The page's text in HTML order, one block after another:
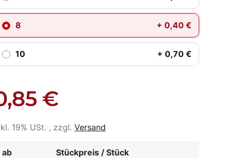
8 + 0,40 €
10 + 0,70 €
€
19% USt. , zzgl. Versand
ab Stückpreis / Stück